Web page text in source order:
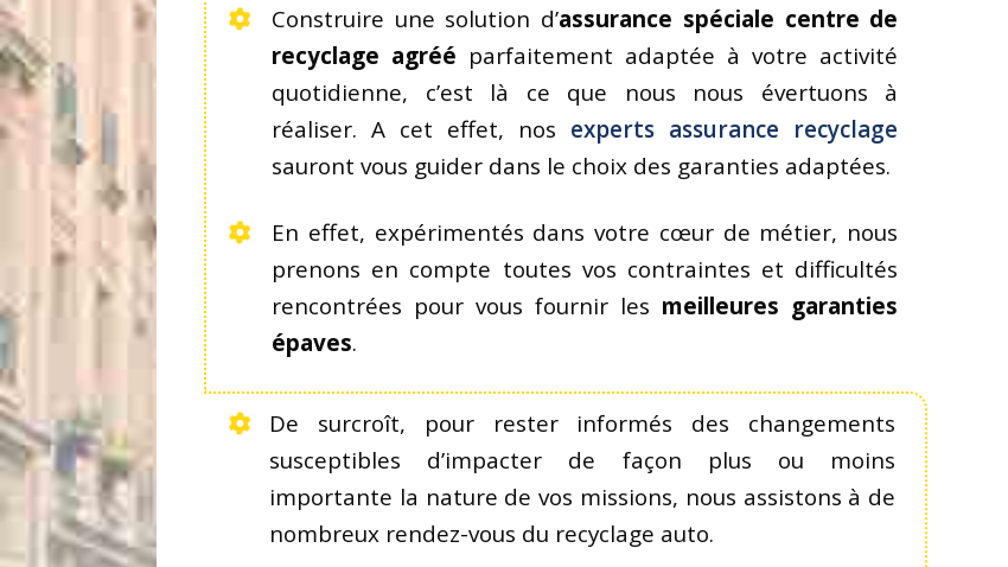
Construire une solution d’assurance spéciale centre de
recyclage agréé parfaitement adaptée à votre activité
quotidienne, c’est là ce que nous nous évertuons à
réaliser. A cet effet, nos experts assurance recyclage
sauront vous guider dans le choix des garanties adaptées.
En effet, expérimentés dans votre cœur de métier, nous
prenons en compte toutes vos contraintes et difficultés
rencontrées pour vous fournir les meilleures garanties
épaves.
De surcroît, pour rester informés des changements
susceptibles d’impacter de façon plus ou moins
importante la nature de vos missions, nous assistons à de
nombreux rendez-vous du recyclage auto.